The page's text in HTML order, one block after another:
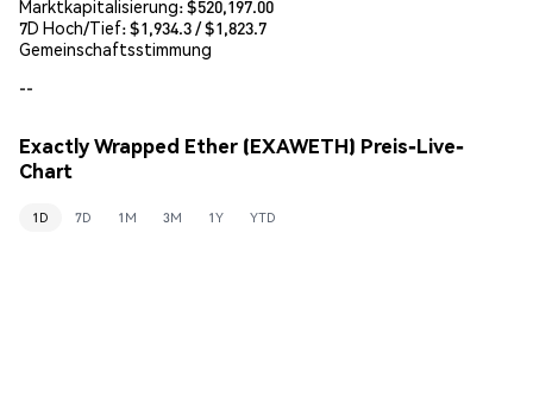
Marktkapitalisierung:$520,197.00
7D Hoch/Tief: $1,934.3/ $1,823.7
Gemeinschaftsstimmung
--
Exactly Wrapped Ether (EXAWETH) Preis-Live-
Chart
1D 7D 1M 3M 1Y YTD